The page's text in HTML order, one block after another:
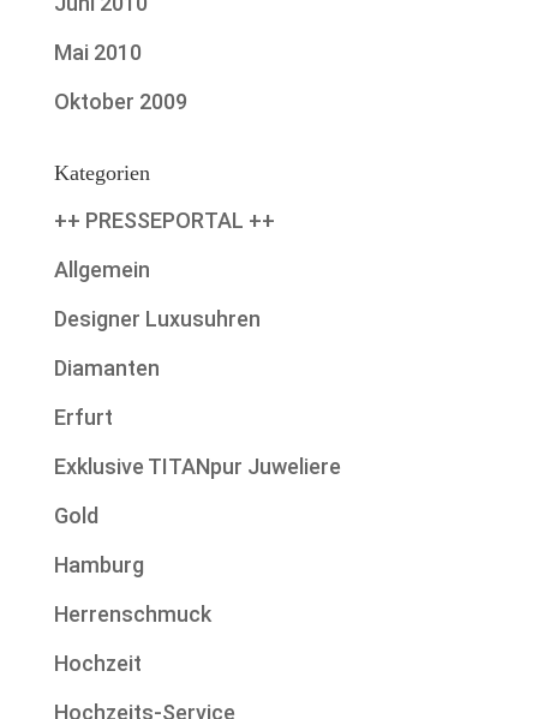
Mai 2010
Oktober 2009
Kategorien
++ PRESSEPORTAL ++
Allgemein
Designer Luxusuhren
Diamanten
Erfurt
Exklusive TITANpur Juweliere
Gold
Hamburg
Herrenschmuck
Hochzeit
Hochzeits-Service